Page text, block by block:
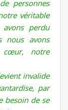
personnes
véritable
perdu
nous avons
cœur, notre
invalide
par
besoin de se